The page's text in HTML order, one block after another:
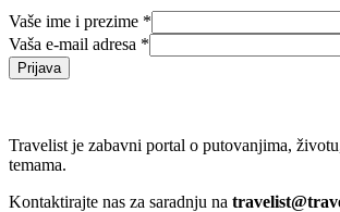
Vaše ime i prezime *
Vaša e-mail adresa *
Prijava
Travelist je zabavni portal o putovanjima,
temama.
Kontaktirajte nas za saradnju na